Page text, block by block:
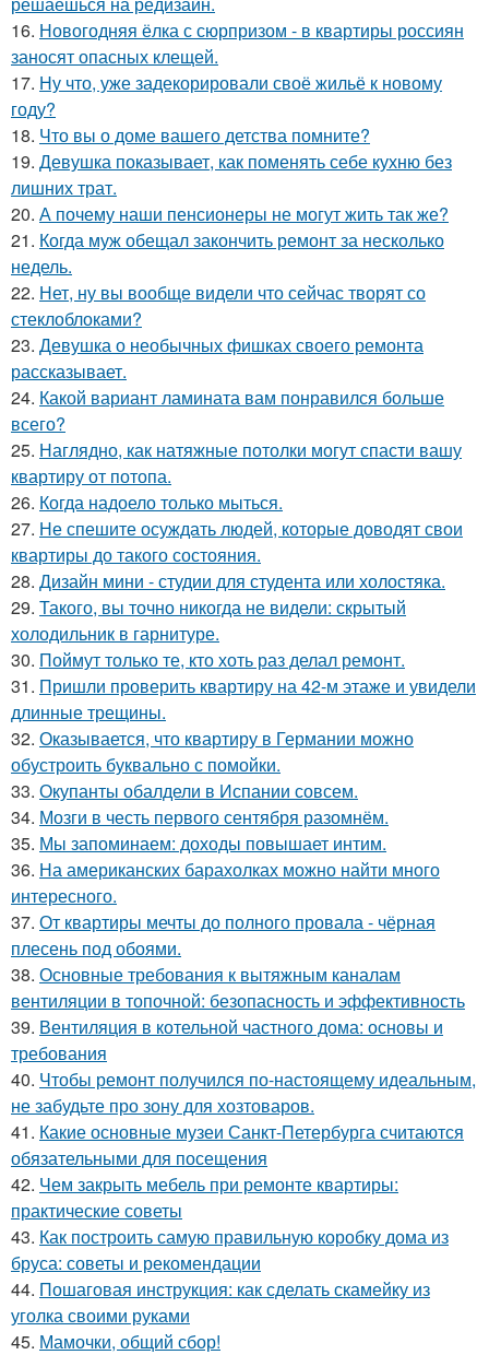
16. Новогодняя ёлка с сюрпризом - в квартиры россиян
заносят опасных клещей.
17. Ну что, уже задекорировали своё жильё к новому
году?
18. Что вы о доме вашего детства помните?
19. Девушка показывает, как поменять себе кухню без
лишних трат.
20. А почему наши пенсионеры не могут жить так же?
21. Когда муж обещал закончить ремонт за несколько
недель.
22. Нет, ну вы вообще видели что сейчас творят со
стеклоблоками?
23. Девушка о необычных фишках своего ремонта
рассказывает.
24. Какой вариант ламината вам понравился больше
всего?
25. Наглядно, как натяжные потолки могут спасти вашу
квартиру от потопа.
26. Когда надоело только мыться.
27. Не спешите осуждать людей, которые доводят свои
квартиры до такого состояния.
28. Дизайн мини - студии для студента или холостяка.
29. Такого, вы точно никогда не видели: скрытый
холодильник в гарнитуре.
30. Поймут только те, кто хоть раз делал ремонт.
31. Пришли проверить квартиру на 42-м этаже и увидели
длинные трещины.
32. Оказывается, что квартиру в Германии можно
обустроить буквально с помойки.
33. Окупанты обалдели в Испании совсем.
34. Мозги в честь первого сентября разомнём.
35. Мы запоминаем: доходы повышает интим.
36. На американских барахолках можно найти много
интересного.
37. От квартиры мечты до полного провала - чёрная
плесень под обоями.
38. Основные требования к вытяжным каналам
вентиляции в топочной: безопасность и эффективность
39. Вентиляция в котельной частного дома: основы и
требования
40. Чтобы ремонт получился по-настоящему идеальным,
не забудьте про зону для хозтоваров.
41. Какие основные музеи Санкт-Петербурга считаются
обязательными для посещения
42. Чем закрыть мебель при ремонте квартиры:
практические советы
43. Как построить самую правильную коробку дома из
бруса: советы и рекомендации
44. Пошаговая инструкция: как сделать скамейку из
уголка своими руками
45. Мамочки, общий сбор!